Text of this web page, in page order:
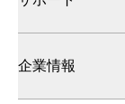
企業情報